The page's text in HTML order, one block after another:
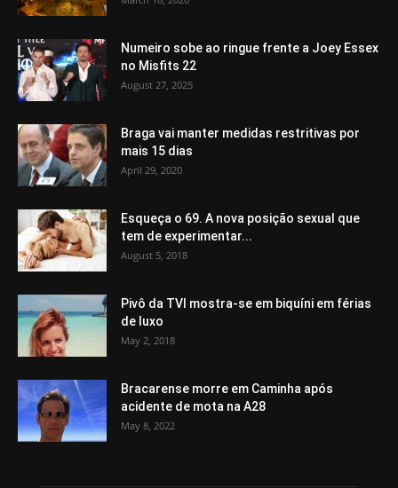
Numeiro sobe ao ringue frente a Joey Essex
no Misfits 22
August 27, 2025
Braga vai manter medidas restritivas por
mais 15 dias
April 29, 2020
Esqueça o 69. A nova posição sexual que
tem de experimentar...
August 5, 2018
Pivô da TVI mostra-se em biquíni em férias
de luxo
May 2, 2018
Bracarense morre em Caminha após
acidente de mota na A28
May 8, 2022